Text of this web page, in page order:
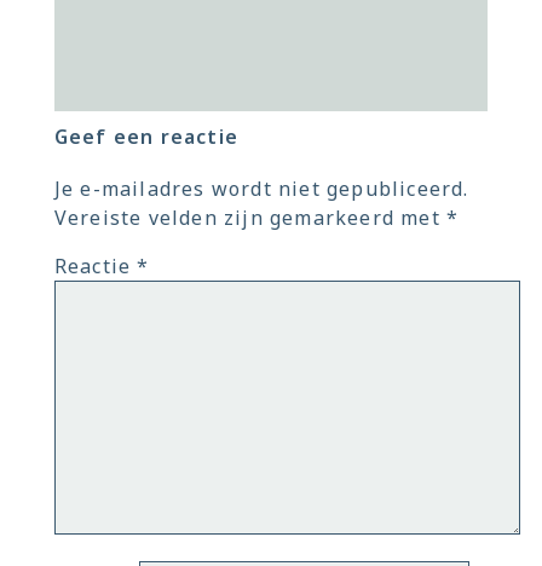
Geef een reactie
Je e-mailadres wordt niet gepubliceerd.
Vereiste velden zijn gemarkeerd met *
Reactie*